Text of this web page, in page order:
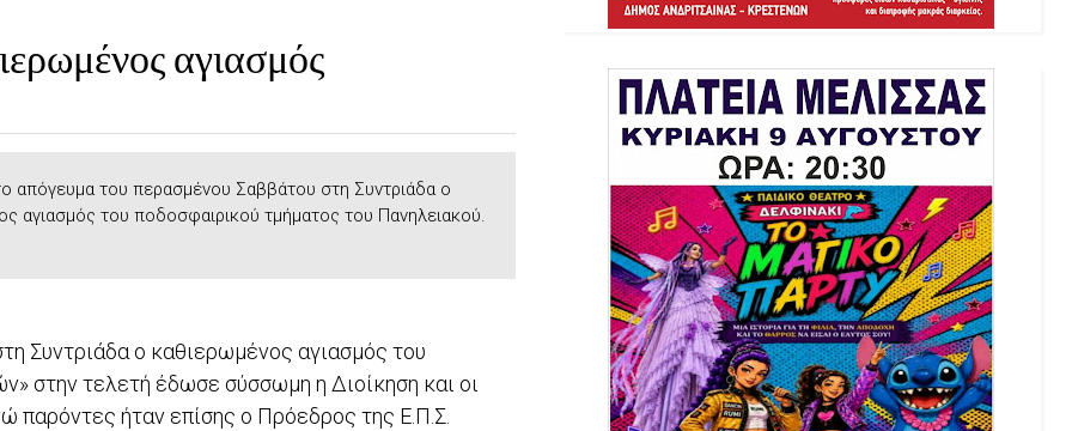
αγιασμός
απόγευμα του περασμένου Σαββάτου στη Συντριάδα ο
αγιασμός του ποδοσφαιρικού τμήματος του Πανηλειακού.
Συντριάδα ο καθιερωμένος αγιασμός του
στην τελετή έδωσε σύσσωμη η Διοίκηση και οι
παρόντες ήταν επίσης ο Πρόεδρος της Ε.Π.Σ.